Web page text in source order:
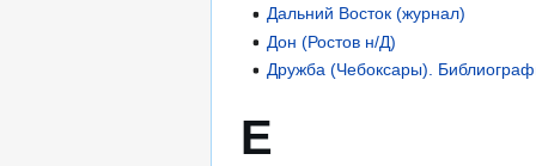
Дальний Восток (журнал)
Дон (Ростов н/Д)
Дружба (Чебоксары).
Е